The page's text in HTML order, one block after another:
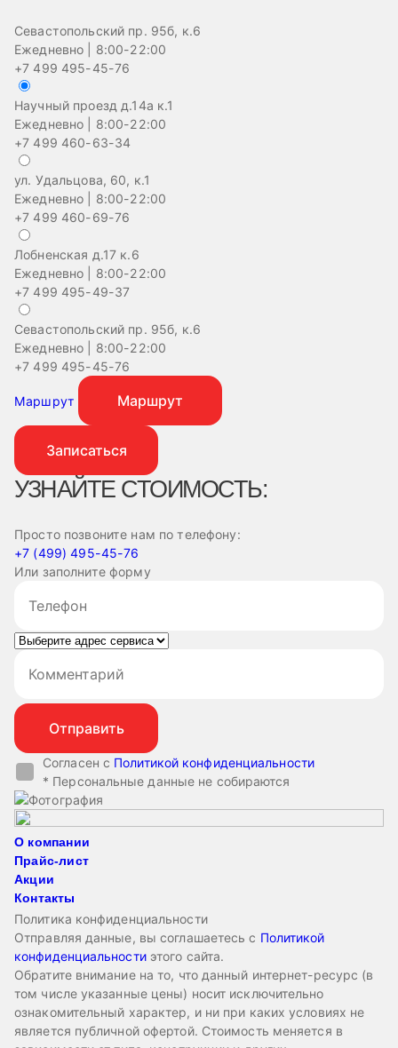
Севастопольский пр. 95б, к.6
Ежедневно | 8:00-22:00
+7 499 495-45-76
Научный проезд д.14а к.1
Ежедневно | 8:00-22:00
+7 499 460-63-34
ул. Удальцова, 60, к.1
Ежедневно | 8:00-22:00
+7 499 460-69-76
Лобненская д.17 к.6
Ежедневно | 8:00-22:00
+7 499 495-49-37
Севастопольский пр. 95б, к.6
Ежедневно | 8:00-22:00
+7 499 495-45-76
Маршрут Маршрут
Записаться
УЗНАЙТЕ СТОИМОСТЬ:
Просто позвоните нам по телефону:
+7 (499) 495-45-76
Или заполните форму
Согласен с Политикой конфиденциальности
* Персональные данные не собираются
О компании
Прайс-лист
Акции
Контакты
Политика конфиденциальности
Отправляя данные, вы соглашаетесь с Политикой
конфиденциальностиэтого сайта.
Обратите внимание на то, что данный интернет-ресурс (в
том числе указанные цены) носит исключительно
ознакомительный характер, и ни при каких условиях не
является публичной офертой. Стоимость меняется в